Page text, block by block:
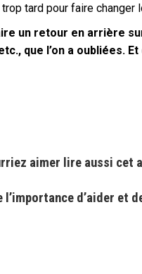
trop tard pour faire changer
un retour en arrière
que l’on a oubliées.
aimer lire aussi cet
l’importance d’aider et